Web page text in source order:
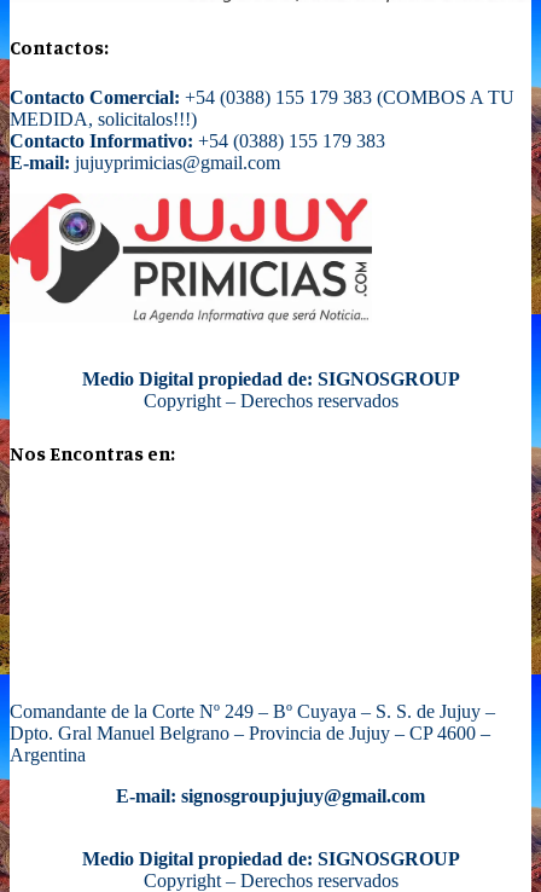
Contactos:
Contacto Comercial: +54 (0388) 155 179 383 (COMBOS A TU
MEDIDA, solicitalos!!!)
Contacto Informativo: +54 (0388) 155 179 383
E-mail: jujuyprimicias@gmail.com
Medio Digital propiedad de: SIGNOSGROUP
Copyright – Derechos reservados
Nos Encontras en:
Comandante de la Corte Nº 249 – Bº Cuyaya – S. S. de Jujuy –
Dpto. Gral Manuel Belgrano – Provincia de Jujuy – CP 4600 –
Argentina
E-mail: signosgroupjujuy@gmail.com
Medio Digital propiedad de: SIGNOSGROUP
Copyright – Derechos reservados